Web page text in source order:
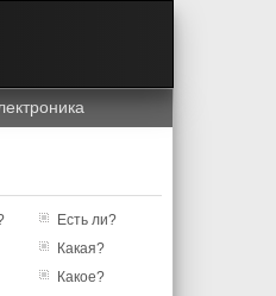
Есть ли?
Какая?
Какое?